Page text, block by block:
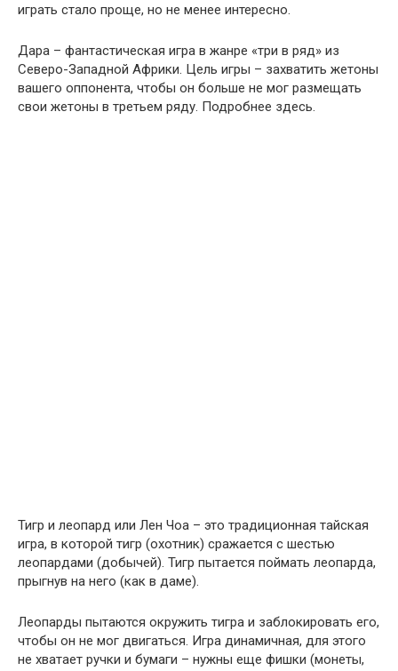
играть стало проще, но не менее интересно.
Дара – фантастическая игра в жанре «три в ряд» из
Северо-Западной Африки. Цель игры – захватить жетоны
вашего оппонента, чтобы он больше не мог размещать
свои жетоны в третьем ряду. Подробнее здесь.
Тигр и леопард или Лен Чоа – это традиционная тайская
игра, в которой тигр (охотник) сражается с шестью
леопардами (добычей). Тигр пытается поймать леопарда,
прыгнув на него (как в даме).
Леопарды пытаются окружить тигра и заблокировать его,
чтобы он не мог двигаться. Игра динамичная, для этого
не хватает ручки и бумаги – нужны еще фишки (монеты,